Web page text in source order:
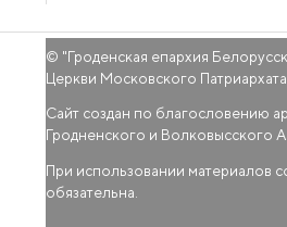
© "Гроденская епархия
Церкви Московского Патриархата
Сайт создан по благословению
Гродненского и Волковысского
При использовании материалов
обязательна.